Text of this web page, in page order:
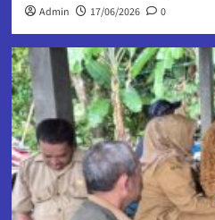
Admin 17/06/2026 0